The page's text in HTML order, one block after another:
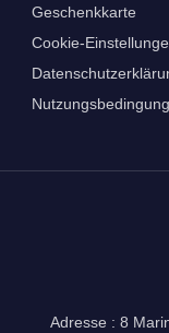
Geschenkkarte
Cookie-
Adresse : 8